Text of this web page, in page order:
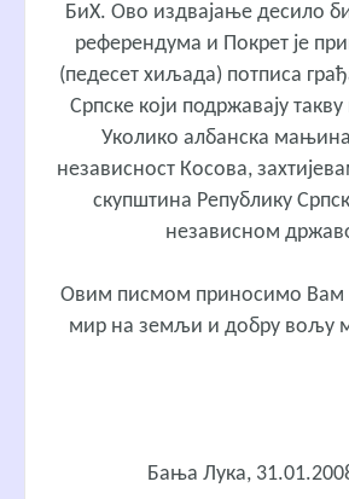
БиХ. Ово издвајање десило
референдума и Покрет је
(педесет хиљада) потписа
Српске који подржавају
Уколико албанска
независност Косова,
скупштина Републику
независном
Овим писмом приносимо
мир на земљи и добру вољу
Бања Лука,